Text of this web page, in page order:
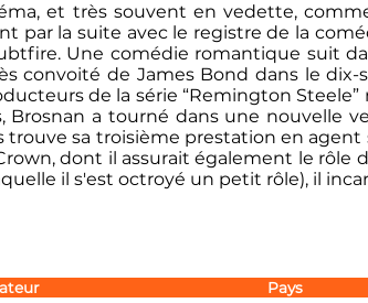
et très souvent en vedette,
par la suite avec le registre de la
Une comédie romantique suit
convoité de James Bond dans le dix-
de la série “Remington
a tourné dans une nouvelle
sa troisième prestation en agent
dont il assurait également le
il s'est octroyé un petit rôle), il
Pays